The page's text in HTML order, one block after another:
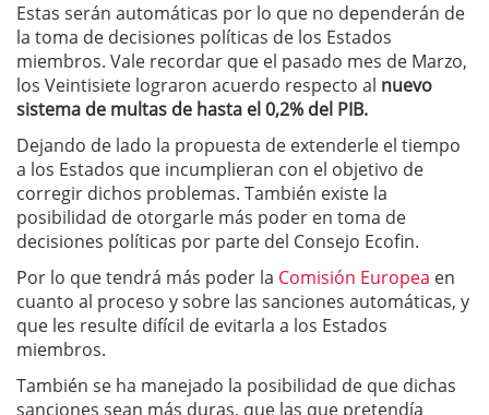
Estas serán automáticas por lo que no dependerán de
la toma de decisiones políticas de los Estados
miembros. Vale recordar que el pasado mes de Marzo,
los Veintisiete lograron acuerdo respecto al nuevo
sistema de multas de hasta el 0,2% del PIB.
Dejando de lado la propuesta de extenderle el tiempo
a los Estados que incumplieran con el objetivo de
corregir dichos problemas. También existe la
posibilidad de otorgarle más poder en toma de
decisiones políticas por parte del Consejo Ecofin.
Por lo que tendrá más poder la Comisión Europea en
cuanto al proceso y sobre las sanciones automáticas, y
que les resulte difícil de evitarla a los Estados
miembros.
También se ha manejado la posibilidad de que dichas
sanciones sean más duras, que las que pretendía